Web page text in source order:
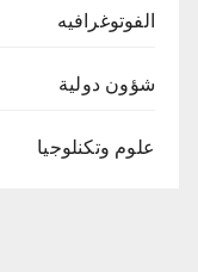
الفوتوغرافيه
شؤون دولية
علوم وتكنلوجيا